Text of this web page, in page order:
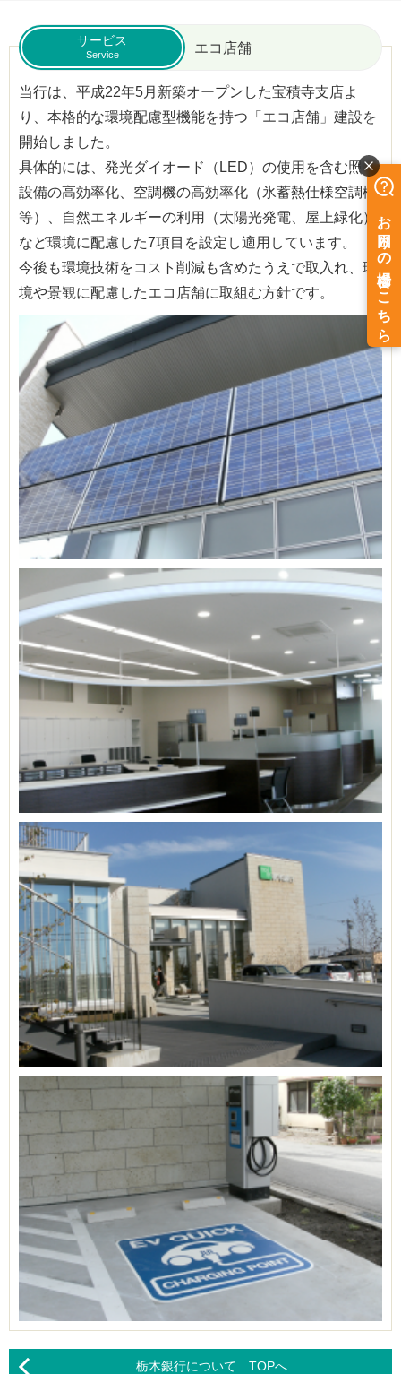
サービス
Service エコ店舗
当行は、平成22年5月新築オープンした宝積寺支店よ
り、本格的な環境配慮型機能を持つ「エコ店舗」建設を
開始しました。
具体的には、発光ダイオード（LED）の使用を含む照明
設備の高効率化、空調機の高効率化（氷蓄熱仕様空調機
等）、自然エネルギーの利用（太陽光発電、屋上緑化）
など環境に配慮した7項目を設定し適用しています。
今後も環境技術をコスト削減も含めたうえで取入れ、環
境や景観に配慮したエコ店舗に取組む方針です。
栃木銀行について TOPへ